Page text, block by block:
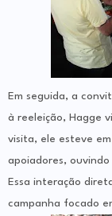
Em seguida, a
à reeleição, Hagge
visita, ele esteve
apoiadores,
Essa interação
campanha focado